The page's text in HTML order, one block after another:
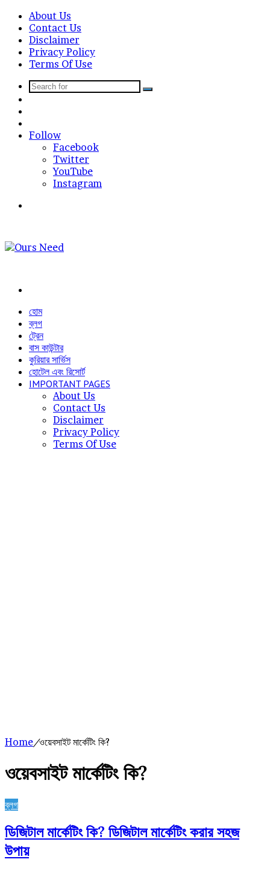
About Us
Contact Us
Disclaimer
Privacy Policy
Terms Of Use
Search
In
Follow
Facebook
Twitter
YouTube
Instagram
হোম
ব্লগ
ট্রেন
বাস কাউন্টার
কুরিয়ার সার্ভিস
হোটেল এবং রিসোর্ট
IMPORTANT PAGES
About Us
Contact Us
Disclaimer
Privacy Policy
Terms Of Use
Home/ওয়েবসাইট মার্কেটিং কি?
ওয়েবসাইট মার্কেটিং কি?
ব্লগ
ডিজিটাল মার্কেটিং কি? ডিজিটাল মার্কেটিং করার সহজ
উপায়